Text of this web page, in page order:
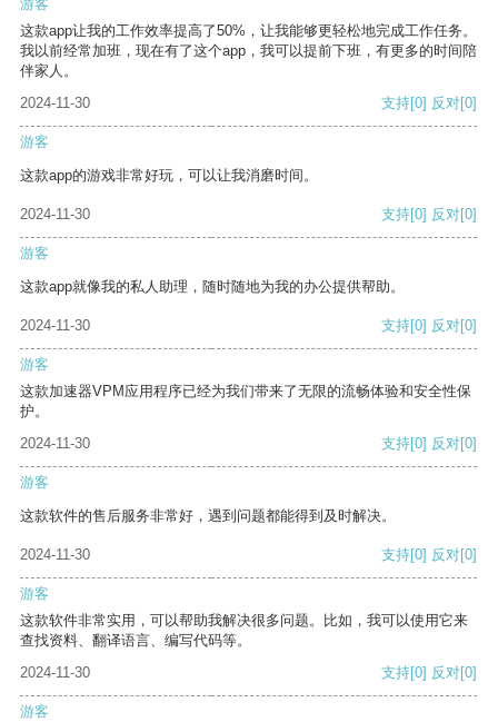
游客
这款app让我的工作效率提高了50%，让我能够更轻松地完成工作任务。
我以前经常加班，现在有了这个app，我可以提前下班，有更多的时间陪
伴家人。
2024-11-30
支持[0] 反对[0]
游客
这款app的游戏非常好玩，可以让我消磨时间。
2024-11-30 支持[0] 反对[0]
游客
这款app就像我的私人助理，随时随地为我的办公提供帮助。
2024-11-30 支持[0] 反对[0]
游客
这款加速器VPM应用程序已经为我们带来了无限的流畅体验和安全性保
护。
2024-11-30
支持[0] 反对[0]
游客
这款软件的售后服务非常好，遇到问题都能得到及时解决。
2024-11-30 支持[0] 反对[0]
游客
这款软件非常实用，可以帮助我解决很多问题。比如，我可以使用它来
查找资料、翻译语言、编写代码等。
2024-11-30
支持[0] 反对[0]
游客